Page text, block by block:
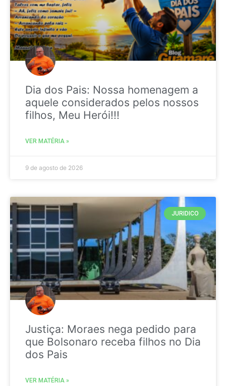
Dia dos Pais: Nossa homenagem a
aquele considerados pelos nossos
filhos, Meu Herói!!!
VER MATÉRIA »
9 de agosto de 2026
JURIDICO
Justiça: Moraes nega pedido para
que Bolsonaro receba filhos no Dia
dos Pais
VER MATÉRIA »